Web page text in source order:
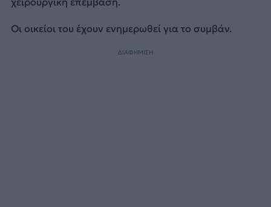
Οι οικείοι του έχουν ενημερωθεί για το συμβάν.
ΔΙΑΦΗΜΙΣΗ